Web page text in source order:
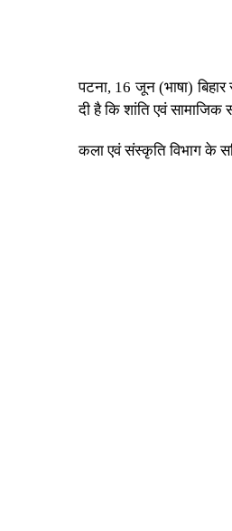
पटना, 16 जून (भाषा)
दी है कि शांति एवं सामाजिक
कला एवं संस्कृति विभाग के